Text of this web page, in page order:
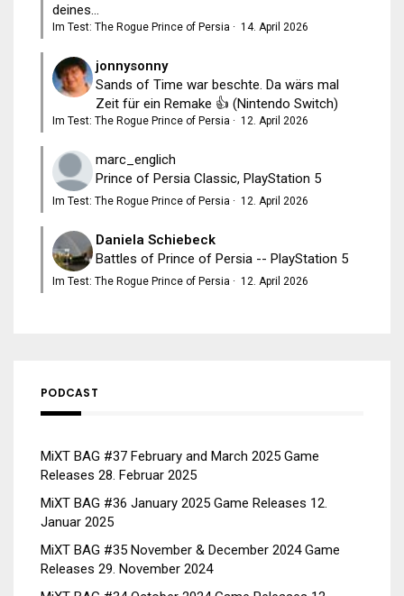
deines...
Im Test: The Rogue Prince of Persia · 14. April 2026
jonnysonny
Sands of Time war beschte. Da wärs mal
Zeit für ein Remake 👍 (Nintendo Switch)
Im Test: The Rogue Prince of Persia · 12. April 2026
marc_englich
Prince of Persia Classic, PlayStation 5
Im Test: The Rogue Prince of Persia · 12. April 2026
Daniela Schiebeck
Battles of Prince of Persia -- PlayStation 5
Im Test: The Rogue Prince of Persia · 12. April 2026
PODCAST
MiXT BAG #37 February and March 2025 Game
Releases 28. Februar 2025
MiXT BAG #36 January 2025 Game Releases 12.
Januar 2025
MiXT BAG #35 November & December 2024 Game
Releases 29. November 2024